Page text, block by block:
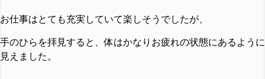
お仕事はとても充実していて楽しそうでしたが、
手のひらを拝見すると、体はかなりお疲れの状態にあるように
見えました。